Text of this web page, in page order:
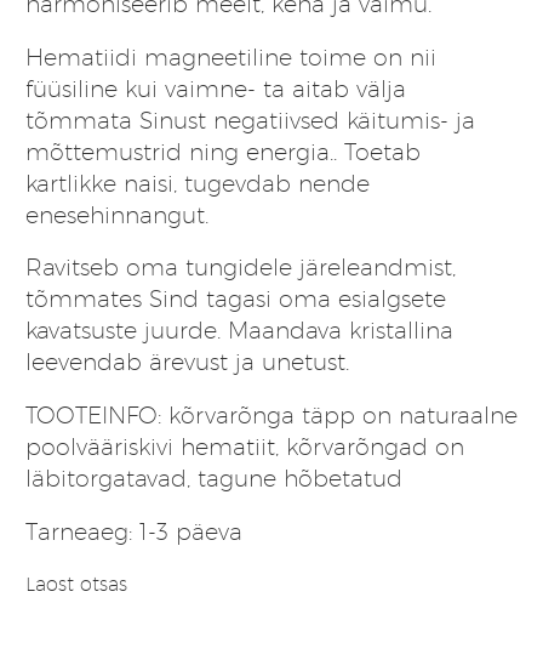
Hematiidi magneetiline toime on nii
füüsiline kui vaimne- ta aitab välja
tõmmata Sinust negatiivsed käitumis- ja
mõttemustrid ning energia.. Toetab
kartlikke naisi, tugevdab nende
enesehinnangut.
Ravitseb oma tungidele järeleandmist,
tõmmates Sind tagasi oma esialgsete
kavatsuste juurde. Maandava kristallina
leevendab ärevust ja unetust.
TOOTEINFO: kõrvarõnga täpp on naturaalne
poolvääriskivi hematiit, kõrvarõngad on
läbitorgatavad, tagune hõbetatud
Tarneaeg: 1-3 päeva
Laost otsas